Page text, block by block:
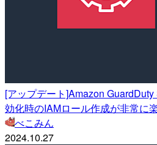
[アップデート]Amazon
効化時のIAMロール作成が非常に
べこみん
2024.10.27